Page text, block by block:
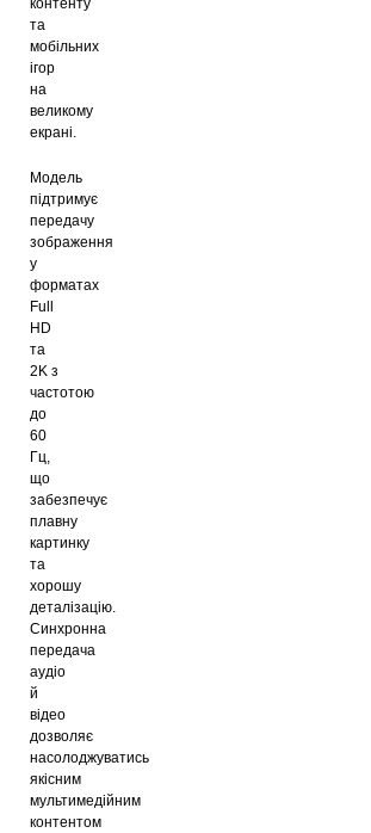
та
мобільних
ігор
на
великому
екрані.
Модель
підтримує
передачу
зображення
у
форматах
Full
HD
та
2K з
частотою
до
60
Гц,
що
забезпечує
плавну
картинку
та
хорошу
деталізацію.
Синхронна
передача
аудіо
й
відео
дозволяє
насолоджуватись
якісним
мультимедійним
контентом